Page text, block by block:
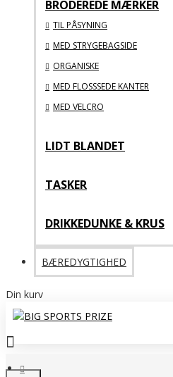
BRODEREDE MÆRKER
TIL PÅSYNING
MED STRYGEBAGSIDE
ORGANISKE
MED FLOSSSEDE KANTER
MED VELCRO
LIDT BLANDET
TASKER
DRIKKEDUNKE & KRUS
BÆREDYGTIGHED
Din kurv